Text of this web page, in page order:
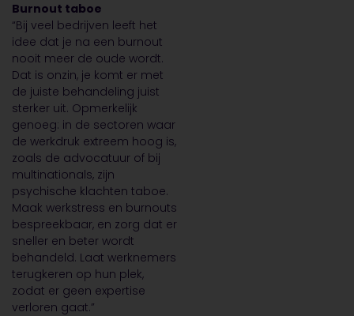
Burnout taboe
“Bij veel bedrijven leeft het
idee dat je na een burnout
nooit meer de oude wordt.
Dat is onzin, je komt er met
de juiste behandeling juist
sterker uit. Opmerkelijk
genoeg: in de sectoren waar
de werkdruk extreem hoog is,
zoals de advocatuur of bij
multinationals, zijn
psychische klachten taboe.
Maak werkstress en burnouts
bespreekbaar, en zorg dat er
sneller en beter wordt
behandeld. Laat werknemers
terugkeren op hun plek,
zodat er geen expertise
verloren gaat.”